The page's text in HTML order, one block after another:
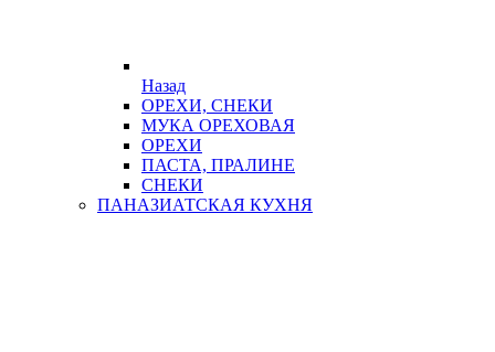
Назад
ОРЕХИ, СНЕКИ
МУКА ОРЕХОВАЯ
ОРЕХИ
ПАСТА, ПРАЛИНЕ
СНЕКИ
ПАНАЗИАТСКАЯ КУХНЯ